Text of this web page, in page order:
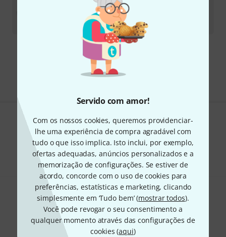
Servido com amor!
Com os nossos cookies, queremos providenciar-
lhe uma experiência de compra agradável com
tudo o que isso implica. Isto inclui, por exemplo,
ofertas adequadas, anúncios personalizados e a
memorização de configurações. Se estiver de
acordo, concorde com o uso de cookies para
preferências, estatísticas e marketing, clicando
simplesmente em ‘Tudo bem’ (mostrar todos).
Você pode revogar o seu consentimento a
qualquer momento através das configurações de
cookies (aqui)
1
Em stock
Frete grátis a partir de € 199
Todos os preços incl. IVA
Gosta do que vê?
Partilhar Ajuda e feedback